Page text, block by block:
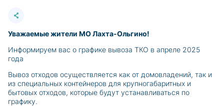
Уважаемые жители МО Лахта-Ольгино!
Информируем вас о графике вывоза ТКО в апреле 2025
года
Вывоз отходов осуществляется как от домовладений, так и
из специальных контейнеров для крупногабаритных и
бытовых отходов, которые будут устанавливаться по
графику.